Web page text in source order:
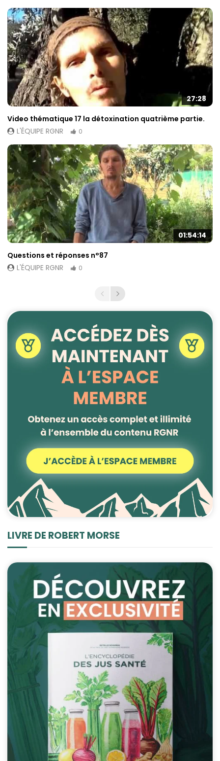
27:28
Video thématique 17 la détoxination quatrième partie.
L'ÉQUIPE RGNR
0
01:54:14
Questions et réponses n°87
L'ÉQUIPE RGNR
0
LIVRE DE ROBERT MORSE